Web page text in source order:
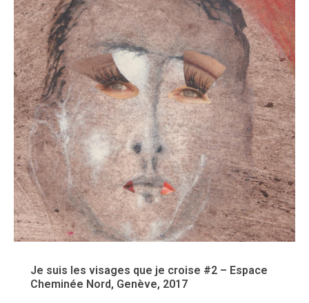
Je suis les visages que je croise #2 – Espace
Cheminée Nord, Genève, 2017